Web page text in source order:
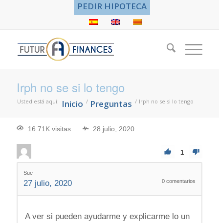
PEDIR HIPOTECA
Irph no se si lo tengo
Usted está aquí: Inicio / Preguntas / Irph no se si lo tengo
16.71K visitas 28 julio, 2020
1
Sue
27 julio, 2020 0 comentarios
A ver si pueden ayudarme y explicarme lo un